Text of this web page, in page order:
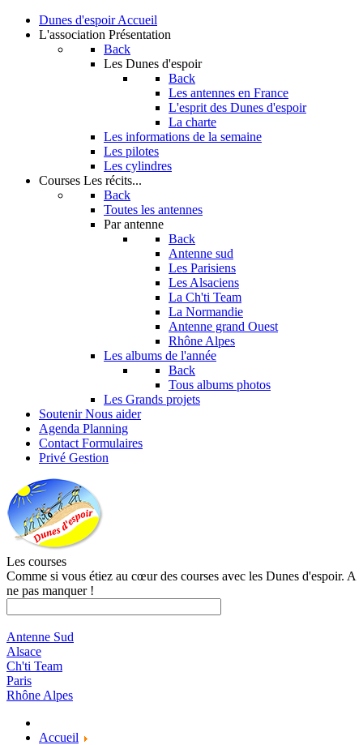
Dunes d'espoir Accueil
L'association Présentation
Back
Les Dunes d'espoir
Back
Les antennes en France
L'esprit des Dunes d'espoir
La charte
Les informations de la semaine
Les pilotes
Les cylindres
Courses Les récits...
Back
Toutes les antennes
Par antenne
Back
Antenne sud
Les Parisiens
Les Alsaciens
La Ch'ti Team
La Normandie
Antenne grand Ouest
Rhône Alpes
Les albums de l'année
Back
Tous albums photos
Les Grands projets
Soutenir Nous aider
Agenda Planning
Contact Formulaires
Privé Gestion
Les courses
Comme si vous étiez au cœur des courses avec les Dunes d'espoir. A
ne pas manquer !
Antenne Sud
Alsace
Ch'ti Team
Paris
Rhône Alpes
Accueil